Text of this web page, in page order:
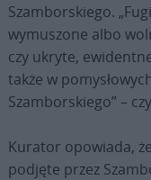
Szamborskiego.
wymuszone albo
czy ukryte,
także w
Szamborskiego” –
Kurator opowiada,
podjęte przez